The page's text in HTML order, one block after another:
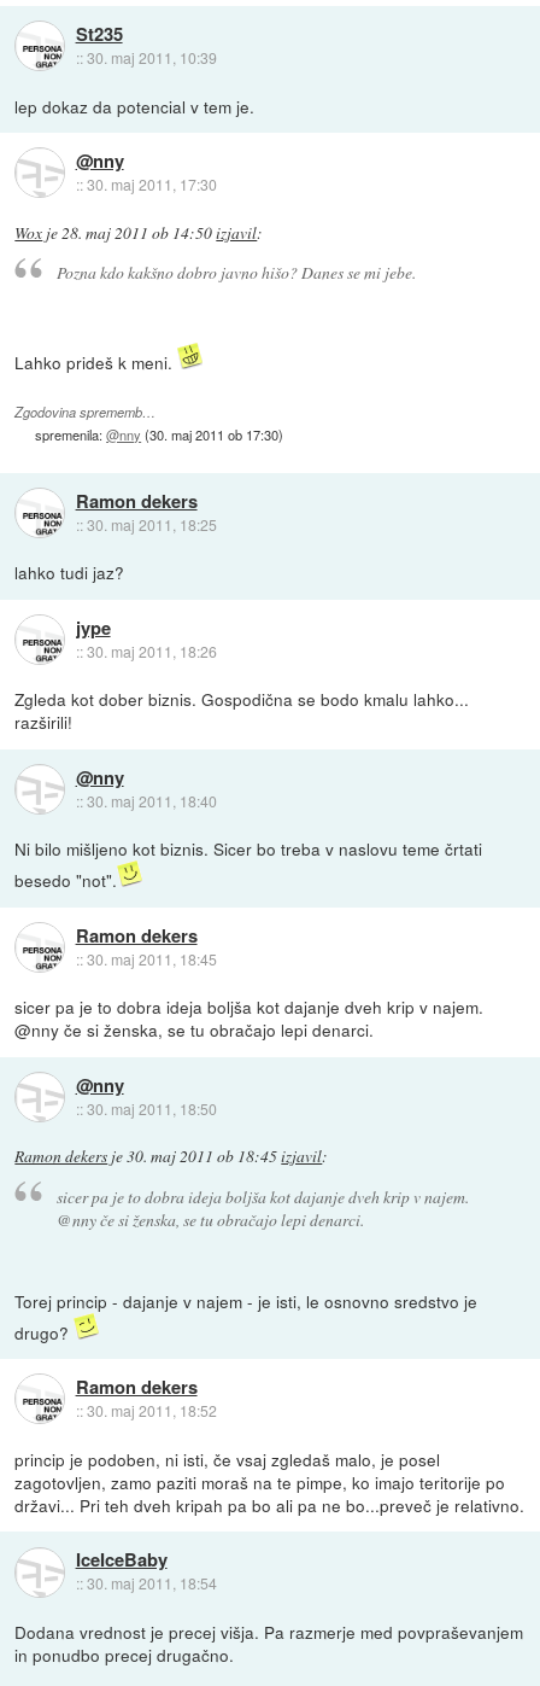
St235
::30. maj 2011, 10:39
lep dokaz da potencial v tem je.
@nny
::30. maj 2011, 17:30
Wox je28. maj 2011 ob 14:50izjavil:
Pozna kdo kakšno dobro javno hišo? Danes se mi jebe.
Lahko prideš k meni.
Zgodovina sprememb…
spremenila:@nny (30. maj 2011 ob 17:30)
Ramon dekers
::30. maj 2011, 18:25
lahko tudi jaz?
jype
::30. maj 2011, 18:26
Zgleda kot dober biznis. Gospodična se bodo kmalu lahko...
razširili!
@nny
::30. maj 2011, 18:40
Ni bilo mišljeno kot biznis. Sicer bo treba v naslovu teme črtati
besedo "not".
Ramon dekers
::30. maj 2011, 18:45
sicer pa je to dobra ideja boljša kot dajanje dveh krip v najem.
@nny če si ženska, se tu obračajo lepi denarci.
@nny
::30. maj 2011, 18:50
Ramon dekers je30. maj 2011 ob 18:45izjavil:
sicer pa je to dobra ideja boljša kot dajanje dveh krip v najem.
@nny če si ženska, se tu obračajo lepi denarci.
Torej princip - dajanje v najem - je isti, le osnovno sredstvo je
drugo?
Ramon dekers
::30. maj 2011, 18:52
princip je podoben, ni isti, če vsaj zgledaš malo, je posel
zagotovljen, zamo paziti moraš na te pimpe, ko imajo teritorije po
državi... Pri teh dveh kripah pa bo ali pa ne bo...preveč je relativno.
IceIceBaby
::30. maj 2011, 18:54
Dodana vrednost je precej višja. Pa razmerje med povpraševanjem
in ponudbo precej drugačno.